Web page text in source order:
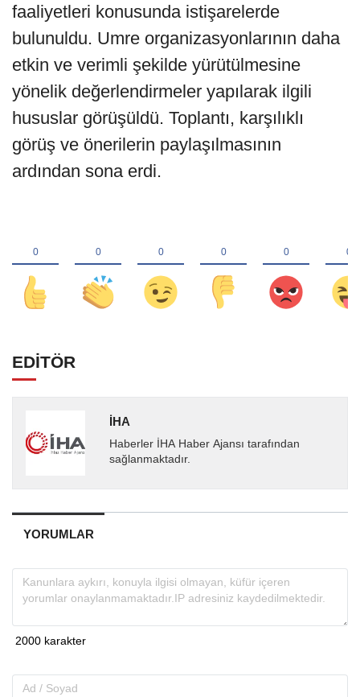
faaliyetleri konusunda istişarelerde
bulunuldu. Umre organizasyonlarının daha
etkin ve verimli şekilde yürütülmesine
yönelik değerlendirmeler yapılarak ilgili
hususlar görüşüldü. Toplantı, karşılıklı
görüş ve önerilerin paylaşılmasının
ardından sona erdi.
EDİTÖR
İHA
Haberler İHA Haber Ajansı tarafından
sağlanmaktadır.
YORUMLAR